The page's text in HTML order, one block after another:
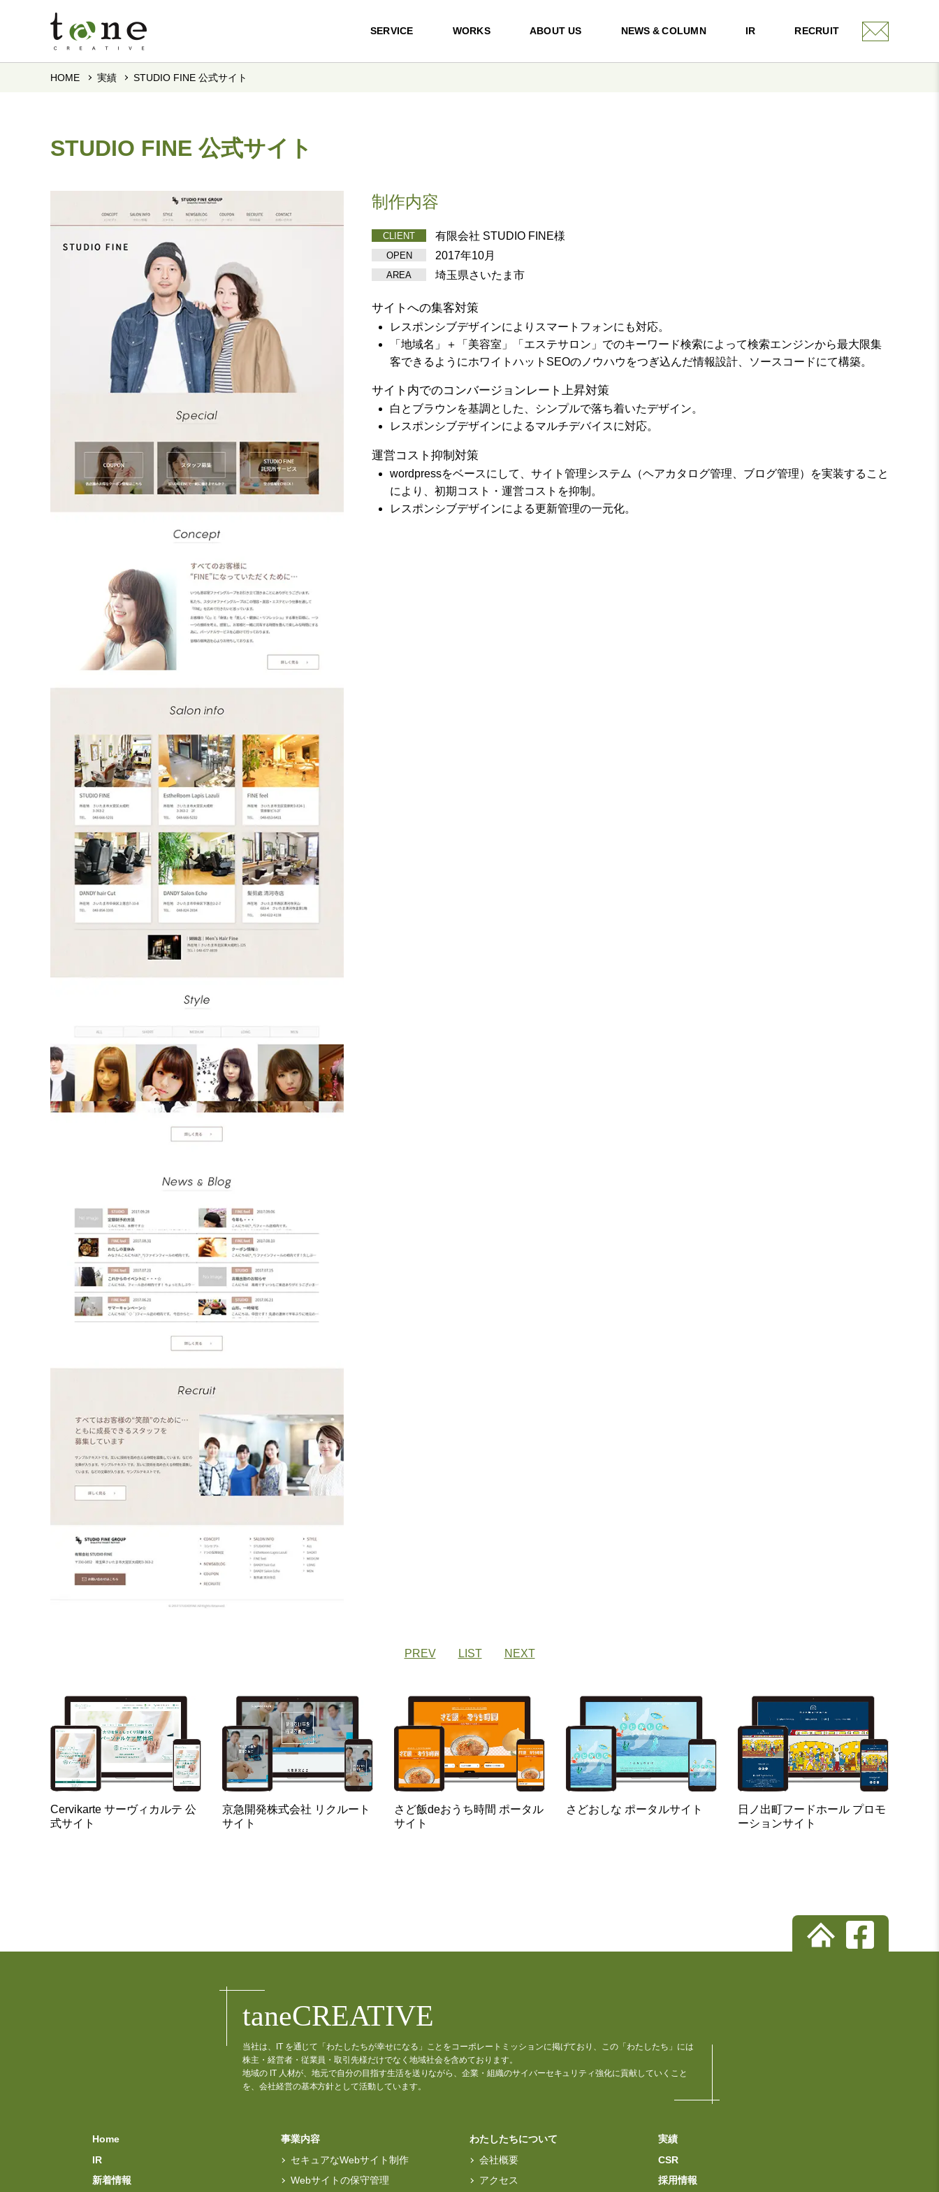
SERVICE WORKS ABOUT US NEWS & COLUMN IR RECRUIT
HOME 実績 STUDIO FINE 公式サイト
STUDIO FINE 公式サイト
制作内容
CLIENT 有限会社 STUDIO FINE様
OPEN 2017年10月
AREA 埼玉県さいたま市
サイトへの集客対策
レスポンシブデザインによりスマートフォンにも対応。
「地域名」＋「美容室」「エステサロン」でのキーワード検索によって検索エンジンから最大限集
客できるようにホワイトハットSEOのノウハウをつぎ込んだ情報設計、ソースコードにて構築。
サイト内でのコンバージョンレート上昇対策
白とブラウンを基調とした、シンプルで落ち着いたデザイン。
レスポンシブデザインによるマルチデバイスに対応。
運営コスト抑制対策
wordpressをベースにして、サイト管理システム（ヘアカタログ管理、ブログ管理）を実装すること
により、初期コスト・運営コストを抑制。
レスポンシブデザインによる更新管理の一元化。
PREV LIST NEXT
Cervikarte サーヴィカルテ 公
式サイト
京急開発株式会社 リクルート
サイト
さど飯deおうち時間 ポータル
サイト
さどおしな ポータルサイト
日ノ出町フードホール プロモ
ーションサイト
taneCREATIVE
当社は、IT を通じて「わたしたちが幸せになる」ことをコーポレートミッションに掲げており、この「わたしたち」には
株主・経営者・従業員・取引先様だけでなく地域社会を含めております。
地域の IT 人材が、地元で自分の目指す生活を送りながら、企業・組織のサイバーセキュリティ強化に貢献していくこと
を、会社経営の基本方針として活動しています。
Home
IR
新着情報
事業内容
セキュアなWebサイト制作
Webサイトの保守管理
わたしたちについて
会社概要
アクセス
実績
CSR
採用情報